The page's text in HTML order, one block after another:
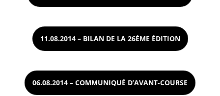
11.08.2014 – BILAN DE LA 26ÈME ÉDITION
06.08.2014 – COMMUNIQUÉ D’AVANT-COURSE